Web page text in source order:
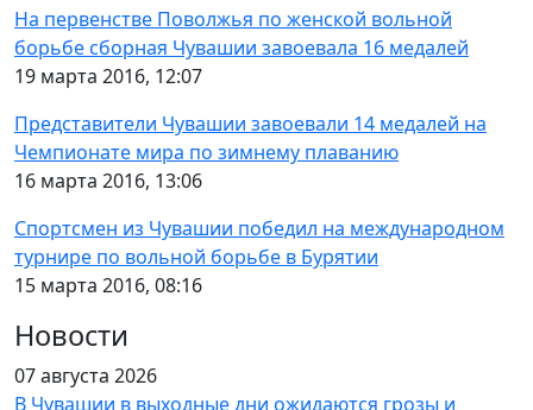
На первенстве Поволжья по женской вольной
борьбе сборная Чувашии завоевала 16 медалей
19 марта 2016, 12:07
Представители Чувашии завоевали 14 медалей на
Чемпионате мира по зимнему плаванию
16 марта 2016, 13:06
Спортсмен из Чувашии победил на международном
турнире по вольной борьбе в Бурятии
15 марта 2016, 08:16
Новости
07 августа 2026
В Чувашии в выходные дни ожидаются грозы и